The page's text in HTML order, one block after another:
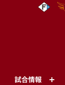
試合情報